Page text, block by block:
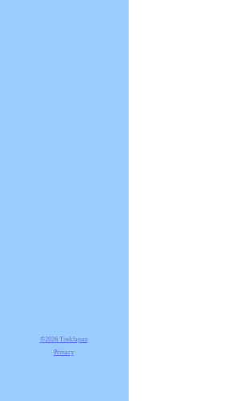
©2026 TrekJapan
Privacy